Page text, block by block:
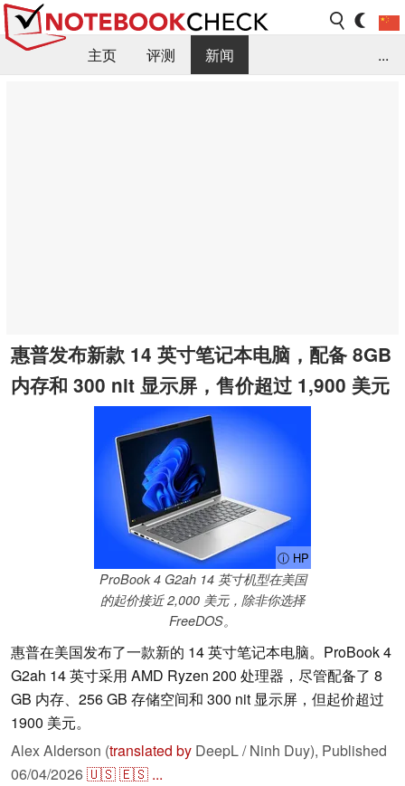
主页 评测
新闻
...
惠普发布新款 14 英寸笔记本电脑，配备 8GB
内存和 300 nit 显示屏，售价超过 1,900 美元
ⓘ HP
ProBook 4 G2ah 14 英寸机型在美国
的起价接近 2,000 美元，除非你选择
FreeDOS。
惠普在美国发布了一款新的 14 英寸笔记本电脑。ProBook 4
G2ah 14 英寸采用 AMD Ryzen 200 处理器，尽管配备了 8
GB 内存、256 GB 存储空间和 300 nit 显示屏，但起价超过
1900 美元。
Alex Alderson (translated by DeepL / Ninh Duy), Published
06/04/2026🇺🇸🇪🇸 ...